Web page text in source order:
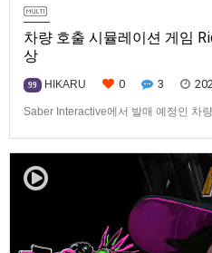
차량 호출 시뮬레이션 게임
상
99 HIKARU 0 3
Saber Interactive에서 발매 예정인 차
을 운영하는 드라이버가 되어라